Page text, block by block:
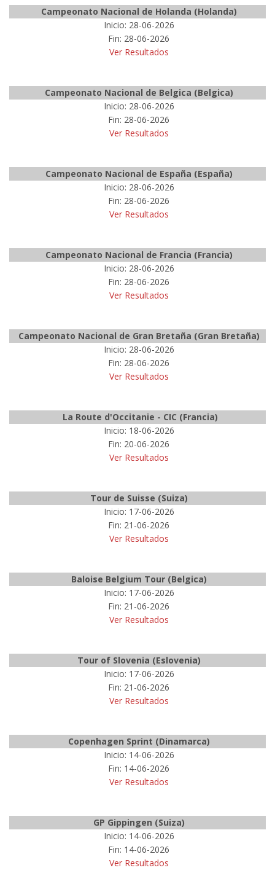
Campeonato Nacional de Holanda (Holanda)
Inicio: 28-06-2026
Fin: 28-06-2026
Ver Resultados
Campeonato Nacional de Belgica (Belgica)
Inicio: 28-06-2026
Fin: 28-06-2026
Ver Resultados
Campeonato Nacional de España (España)
Inicio: 28-06-2026
Fin: 28-06-2026
Ver Resultados
Campeonato Nacional de Francia (Francia)
Inicio: 28-06-2026
Fin: 28-06-2026
Ver Resultados
Campeonato Nacional de Gran Bretaña (Gran Bretaña)
Inicio: 28-06-2026
Fin: 28-06-2026
Ver Resultados
La Route d'Occitanie - CIC (Francia)
Inicio: 18-06-2026
Fin: 20-06-2026
Ver Resultados
Tour de Suisse (Suiza)
Inicio: 17-06-2026
Fin: 21-06-2026
Ver Resultados
Baloise Belgium Tour (Belgica)
Inicio: 17-06-2026
Fin: 21-06-2026
Ver Resultados
Tour of Slovenia (Eslovenia)
Inicio: 17-06-2026
Fin: 21-06-2026
Ver Resultados
Copenhagen Sprint (Dinamarca)
Inicio: 14-06-2026
Fin: 14-06-2026
Ver Resultados
GP Gippingen (Suiza)
Inicio: 14-06-2026
Fin: 14-06-2026
Ver Resultados